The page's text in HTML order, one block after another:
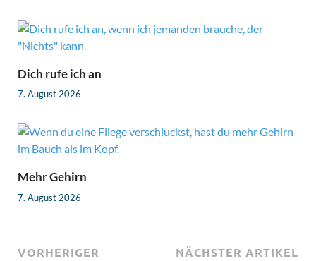
Dich rufe ich an
7. August 2026
Mehr Gehirn
7. August 2026
VORHERIGER
NÄCHSTER ARTIKEL